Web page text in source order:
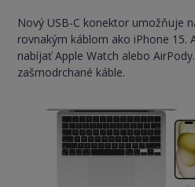
Nový USB-C konektor umožňuje
rovnakým káblom ako iPhone 15.
nabíjať Apple Watch alebo
zašmodrchané káble.